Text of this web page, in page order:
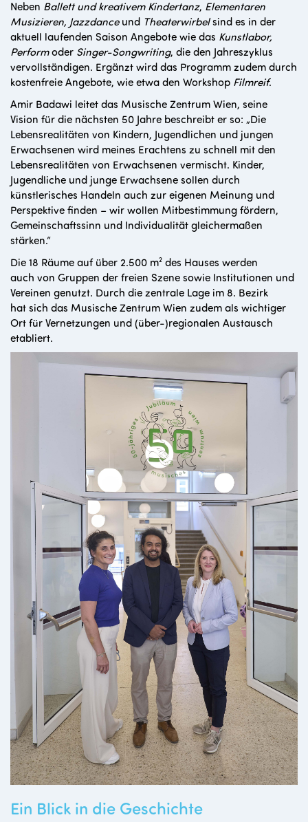
Neben Ballett und kreativem Kindertanz, Elementaren
Musizieren, Jazzdanceund Theaterwirbelsind es in der
aktuell laufenden Saison Angebote wie das Kunstlabor,
Performoder Singer-Songwriting, die den Jahreszyklus
vervollständigen. Ergänzt wird das Programm zudem durch
kostenfreie Angebote, wie etwa den Workshop Filmreif.
Amir Badawi leitet das Musische Zentrum Wien, seine
Vision für die nächsten 50 Jahre beschreibt er so: „Die
Lebensrealitäten von Kindern, Jugendlichen und jungen
Erwachsenen wird meines Erachtens zu schnell mit den
Lebensrealitäten von Erwachsenen vermischt. Kinder,
Jugendliche und junge Erwachsene sollen durch
künstlerisches Handeln auch zur eigenen Meinung und
Perspektive finden – wir wollen Mitbestimmung fördern,
Gemeinschaftssinn und Individualität gleichermaßen
stärken.“
Die 18 Räume auf über 2.500 m² des Hauses werden
auch von Gruppen der freien Szene sowie Institutionen und
Vereinen genutzt. Durch die zentrale Lage im 8. Bezirk
hat sich das Musische Zentrum Wien zudem als wichtiger
Ort für Vernetzungen und (über-)regionalen Austausch
etabliert.
Ein Blick in die Geschichte